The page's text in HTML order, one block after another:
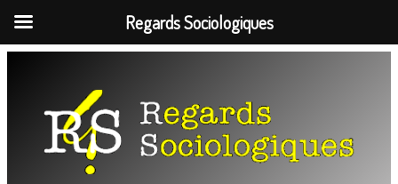
Regards Sociologiques